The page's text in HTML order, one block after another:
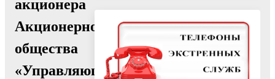
акционера
Акционерного
общества
«Управляющая